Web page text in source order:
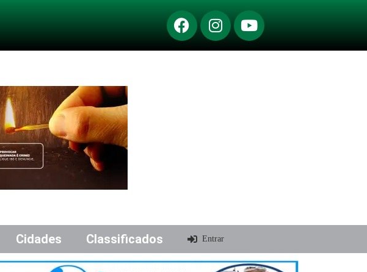
Cidades Classificados Entrar